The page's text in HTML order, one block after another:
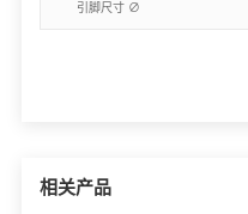
相关产品
引脚尺寸 ∅